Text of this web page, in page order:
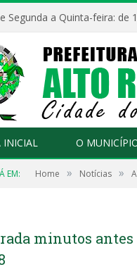
Segunda a Quinta-feira:
INICIAL O
EM: Home » Notícias »
minutos